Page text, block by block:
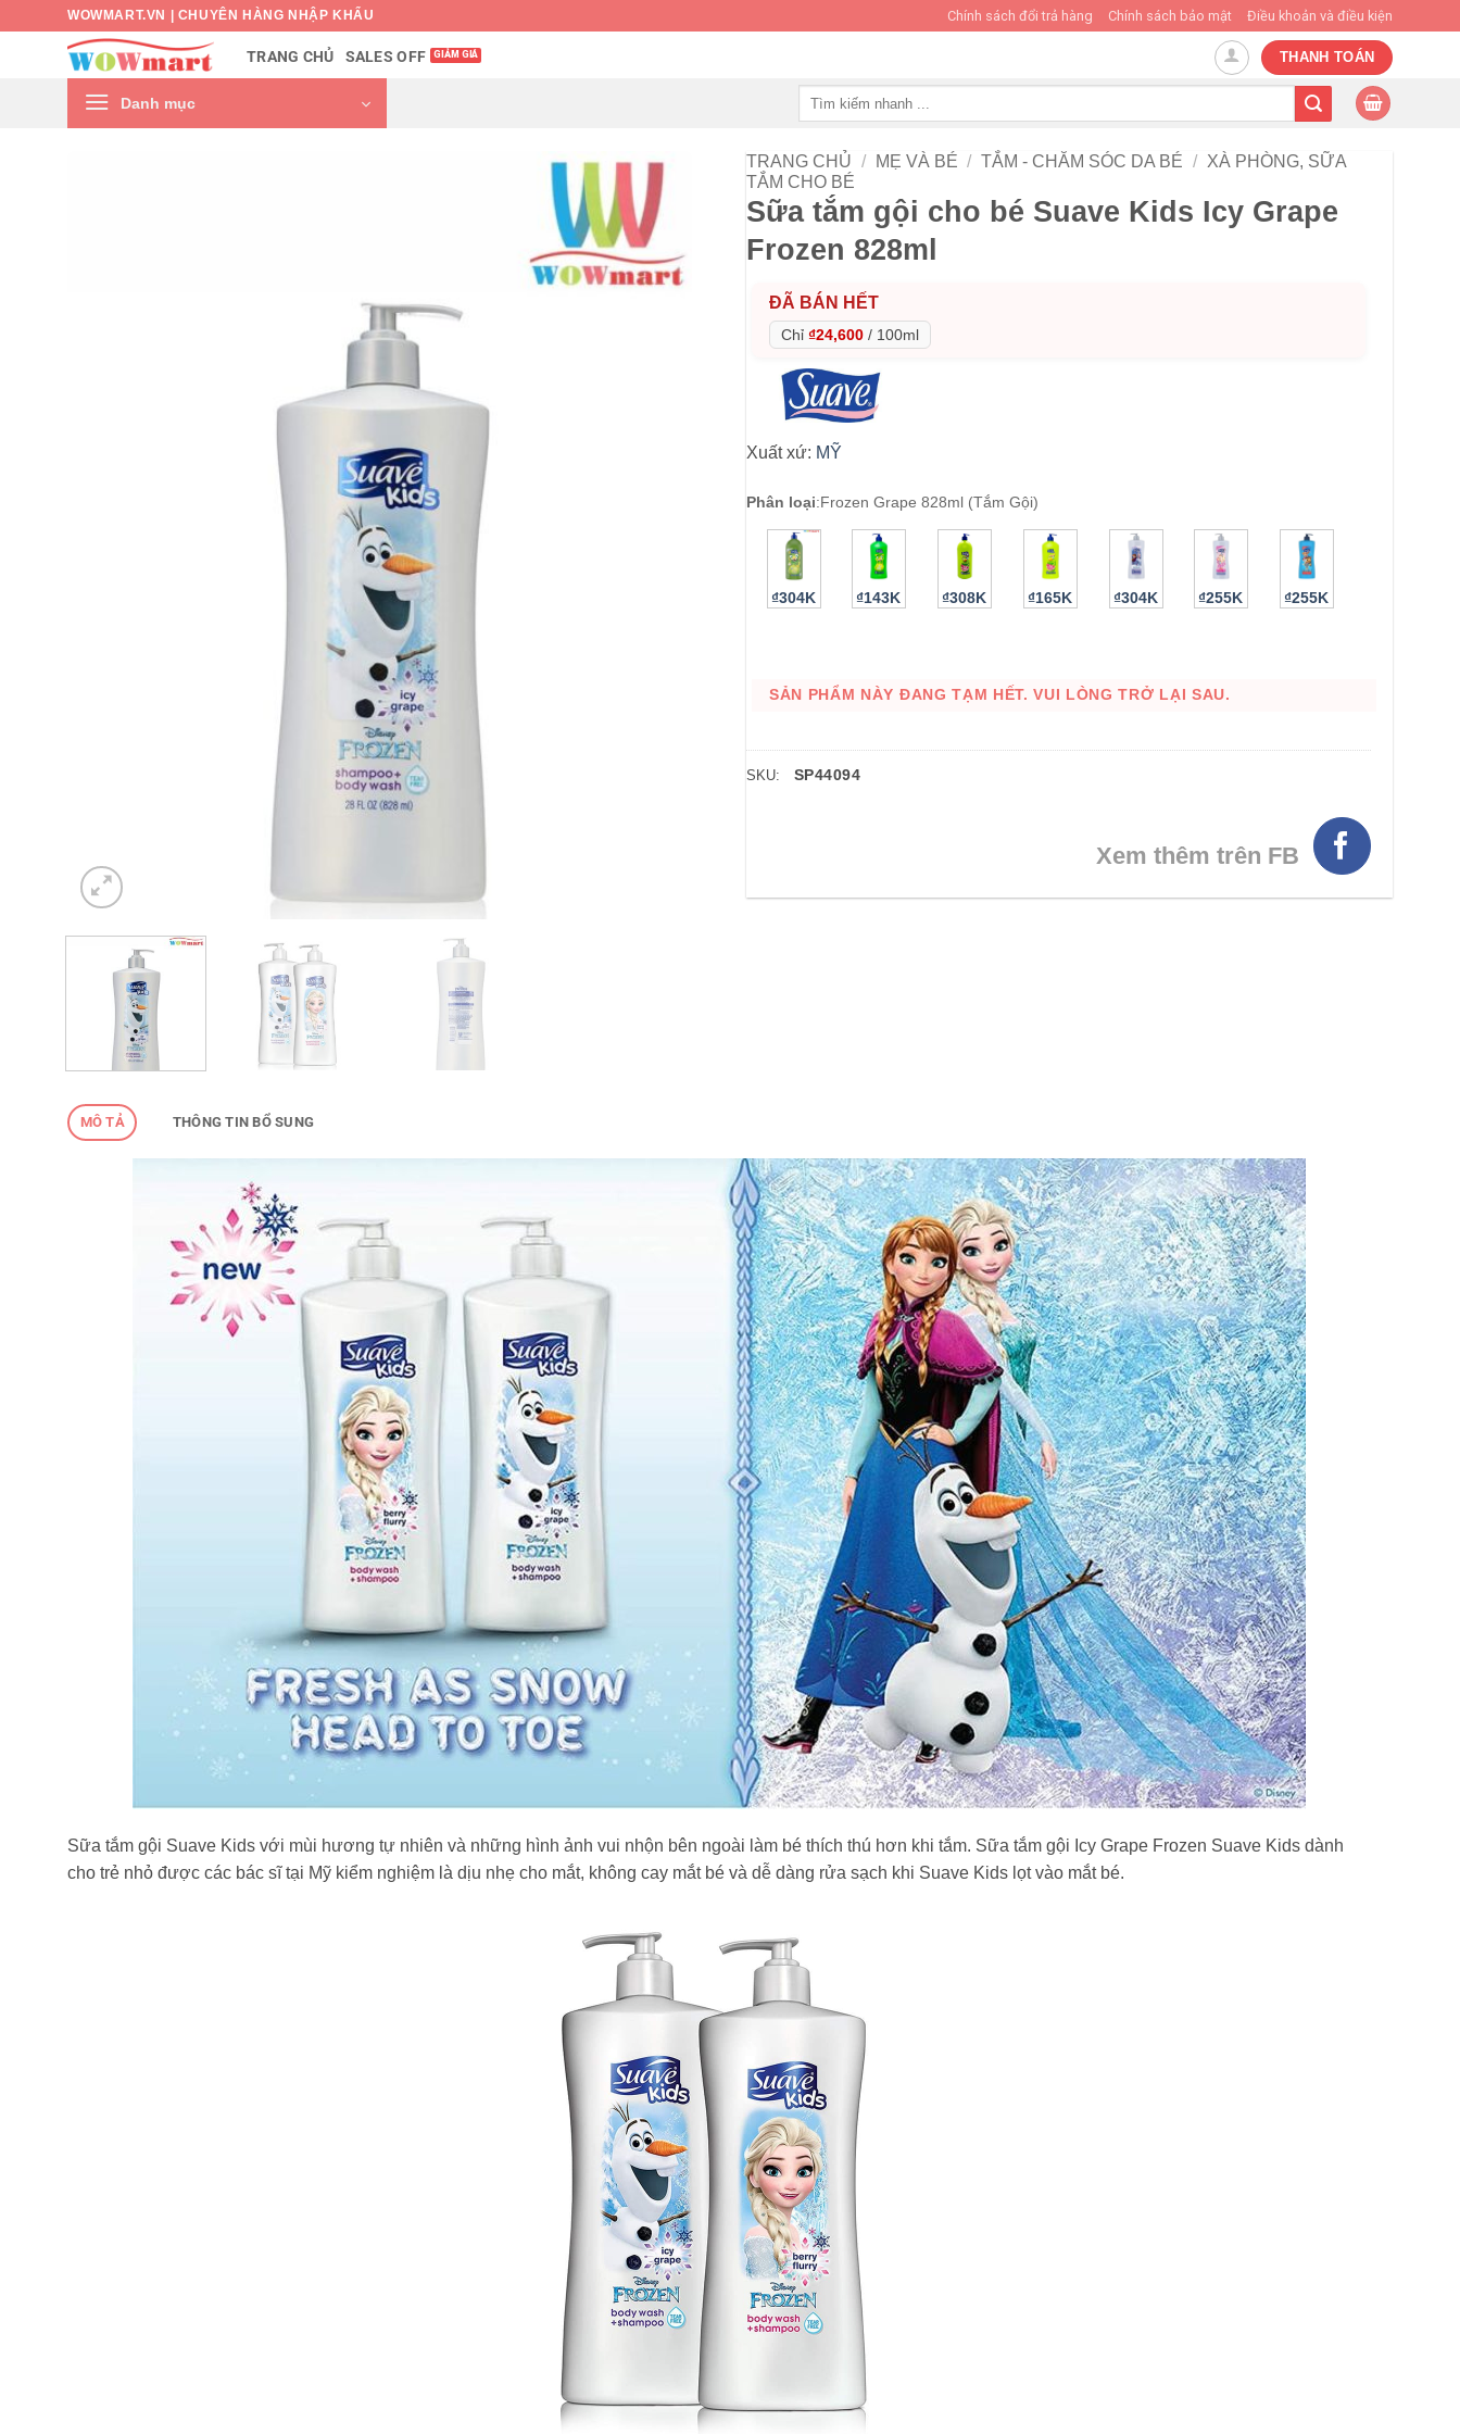
WOWMART.VN | CHUYÊN HÀNG NHẬP KHẨU Chính sách đổi trả hàng Chính sách bảo mật Điều khoản và điều kiện
TRANG CHỦ SALES OFF THANH TOÁN
Danh mục
TRANG CHỦ / MẸ VÀ BÉ / TẮM - CHĂM SÓC DA BÉ / XÀ PHÒNG, SỮA
TẮM CHO BÉ
Sữa tắm gội cho bé Suave Kids Icy Grape
Frozen 828ml
ĐÃ BÁN HẾT
Chỉ ₫24,600 / 100ml
Xuất xứ: MỸ
Phân loại:Frozen Grape 828ml (Tắm Gội)
₫304K ₫143K ₫308K ₫165K ₫304K ₫255K ₫255K
SẢN PHẨM NÀY ĐANG TẠM HẾT. VUI LÒNG TRỞ LẠI SAU.
SKU: SP44094
Xem thêm trên FB
MÔ TẢ THÔNG TIN BỔ SUNG
Sữa tắm gội Suave Kids với mùi hương tự nhiên và những hình ảnh vui nhộn bên ngoài làm bé thích thú hơn khi tắm. Sữa tắm gội Icy Grape Frozen Suave Kids dành
cho trẻ nhỏ được các bác sĩ tại Mỹ kiểm nghiệm là dịu nhẹ cho mắt, không cay mắt bé và dễ dàng rửa sạch khi Suave Kids lọt vào mắt bé.